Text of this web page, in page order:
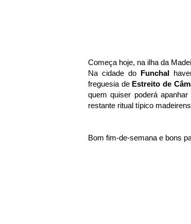
Começa hoje, na ilha da
Na cidade do
Funchal
freguesia de Estreito de
quem quiser poderá
restante ritual típico
Bom fim-de-semana e bons